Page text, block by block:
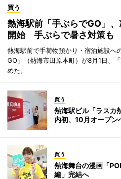
買う
熱海駅前「手ぶらでGO」
開始 手ぶらで暑さ対策も
熱海駅前で手荷物預かり・宿泊施設へ
GO」（熱海市田原本町）が8月1日、
めた。
買う
熱海駅ビル「ラス
内初、10月オープン
買う
熱海舞台の漫画「
編」完結へ